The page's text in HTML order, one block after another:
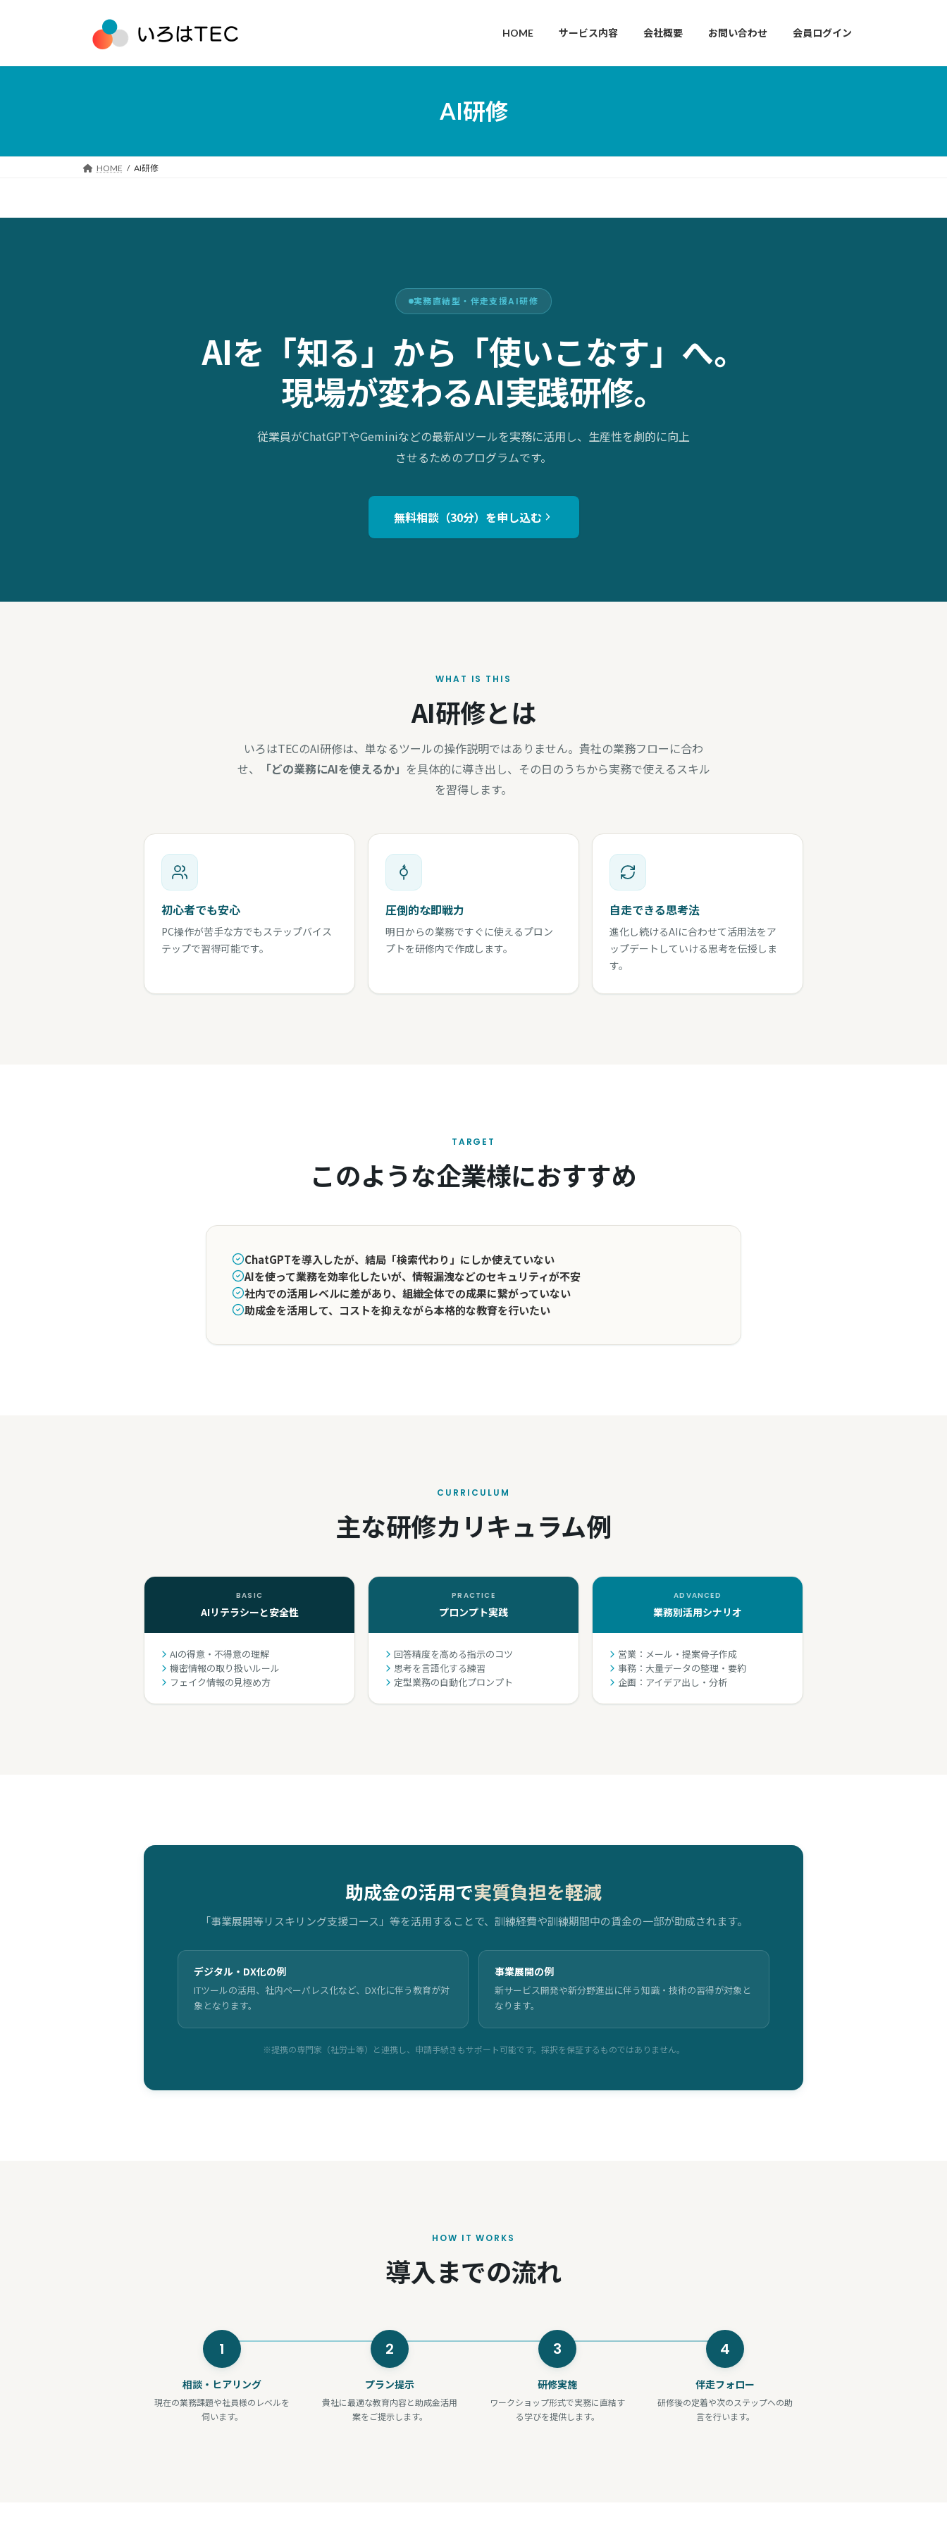
プ
動
HOME サービス内容 会社概要 お問い合わせ 会員ログイン
AI研修
HOME AI研修
実務直結型・伴走支援AI研修
AIを「知る」から「使いこなす」へ。
現場が変わるAI実践研修。
従業員がChatGPTやGeminiなどの最新AIツールを実務に活用し、生産性を劇的に向上
させるためのプログラムです。
無料相談（30分）を申し込む
WHAT IS THIS
AI研修とは
いろはTECのAI研修は、単なるツールの操作説明ではありません。貴社の業務フローに合わ
せ、
「どの業務にAIを使えるか」 を具体的に導き出し、その日のうちから実務で使えるスキル
を習得します。
初心者でも安心
PC操作が苦手な方でもステップバイス
テップで習得可能です。
圧倒的な即戦力
明日からの業務ですぐに使えるプロン
プトを研修内で作成します。
自走できる思考法
進化し続けるAIに合わせて活用法をア
ップデートしていける思考を伝授しま
す。
TARGET
このような企業様におすすめ
ChatGPTを導入したが、結局「検索代わり」にしか使えていない
AIを使って業務を効率化したいが、情報漏洩などのセキュリティが不安
社内での活用レベルに差があり、組織全体での成果に繋がっていない
助成金を活用して、コストを抑えながら本格的な教育を行いたい
CURRICULUM
主な研修カリキュラム例
BASIC
AIリテラシーと安全性
AIの得意・不得意の理解
機密情報の取り扱いルール
フェイク情報の見極め方
PRACTICE
プロンプト実践
回答精度を高める指示のコツ
思考を言語化する練習
定型業務の自動化プロンプト
ADVANCED
業務別活用シナリオ
営業：メール・提案骨子作成
事務：大量データの整理・要約
企画：アイデア出し・分析
助成金の活用で実質負担を軽減
「事業展開等リスキリング支援コース」等を活用することで、訓練経費や訓練期間中の賃金の一部が助成されます。
デジタル・DX化の例
ITツールの活用、社内ペーパレス化など、DX化に伴う教育が対
象となります。
事業展開の例
新サービス開発や新分野進出に伴う知識・技術の習得が対象と
なります。
※提携の専門家（社労士等）と連携し、申請手続きもサポート可能です。採択を保証するものではありません。
HOW IT WORKS
導入までの流れ
1
相談・ヒアリング
現在の業務課題や社員様のレベルを
伺います。
2
プラン提示
貴社に最適な教育内容と助成金活用
案をご提示します。
3
研修実施
ワークショップ形式で実務に直結す
る学びを提供します。
4
伴走フォロー
研修後の定着や次のステップへの助
言を行います。